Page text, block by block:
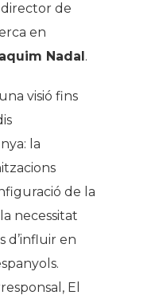
director de
en
Nadal.
visió fins
la
de la
necessitat
d’influir en
El